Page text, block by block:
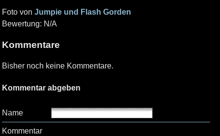
Foto von Jumpie und Flash Gorden
Bewertung: N/A
Kommentare
Bisher noch keine Kommentare.
Kommentar abgeben
Name
Kommentar